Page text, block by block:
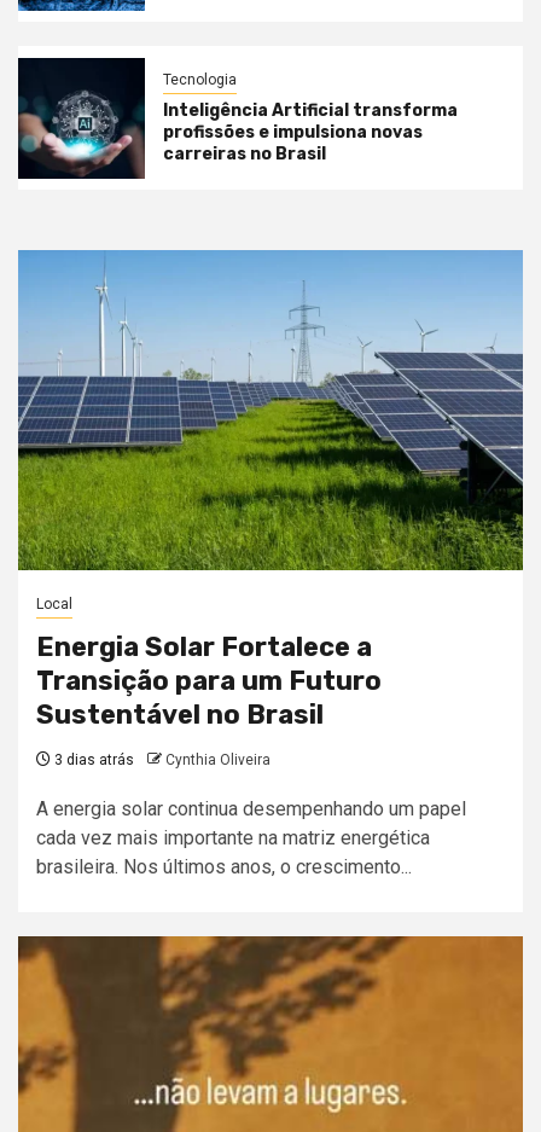
Tecnologia
Inteligência Artificial transforma
profissões e impulsiona novas
carreiras no Brasil
Local
Energia Solar Fortalece a
Transição para um Futuro
Sustentável no Brasil
3 dias atrás Cynthia Oliveira
A energia solar continua desempenhando um papel
cada vez mais importante na matriz energética
brasileira. Nos últimos anos, o crescimento...